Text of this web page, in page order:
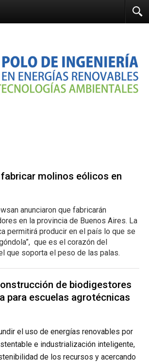
fabricar molinos eólicos en
anunciaron que fabricarán
en la provincia de Buenos Aires. La
permitirá producir en el país lo que se
que es el corazón del
que soporta el peso de las palas.
de biodigestores
para escuelas agrotécnicas
el uso de energías renovables por
e industrialización inteligente,
de los recursos y acercando